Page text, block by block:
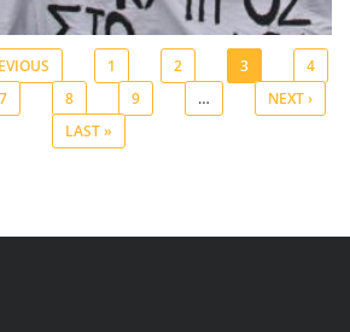
1 2 3
4
7 8 9 …
NEXT ›
LAST »